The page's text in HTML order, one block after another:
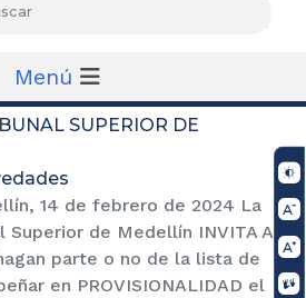
Menú
SUPERIOR DE
14 de febrero de 2024 La
Superior de Medellín INVITA A
parte o no de la lista de
en PROVISIONALIDAD el